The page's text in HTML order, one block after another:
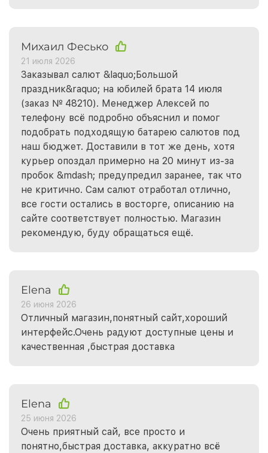
Михаил Фесько
21 июля 2026
Заказывал салют &laquo;Большой
праздник&raquo; на юбилей брата 14 июля
(заказ № 48210). Менеджер Алексей по
телефону всё подробно объяснил и помог
подобрать подходящую батарею салютов под
наш бюджет. Доставили в тот же день, хотя
курьер опоздал примерно на 20 минут из-за
пробок &mdash; предупредил заранее, так что
не критично. Сам салют отработал отлично,
все гости остались в восторге, описанию на
сайте соответствует полностью. Магазин
рекомендую, буду обращаться ещё.
Elena
26 июня 2026
Отличный магазин,понятный сайт,хороший
интерфейс.Очень радуют доступные цены и
качественная ,быстрая доставка
Elena
25 июня 2026
Очень приятный сай, все просто и
понятно,быстрая доставка, аккуратно всё